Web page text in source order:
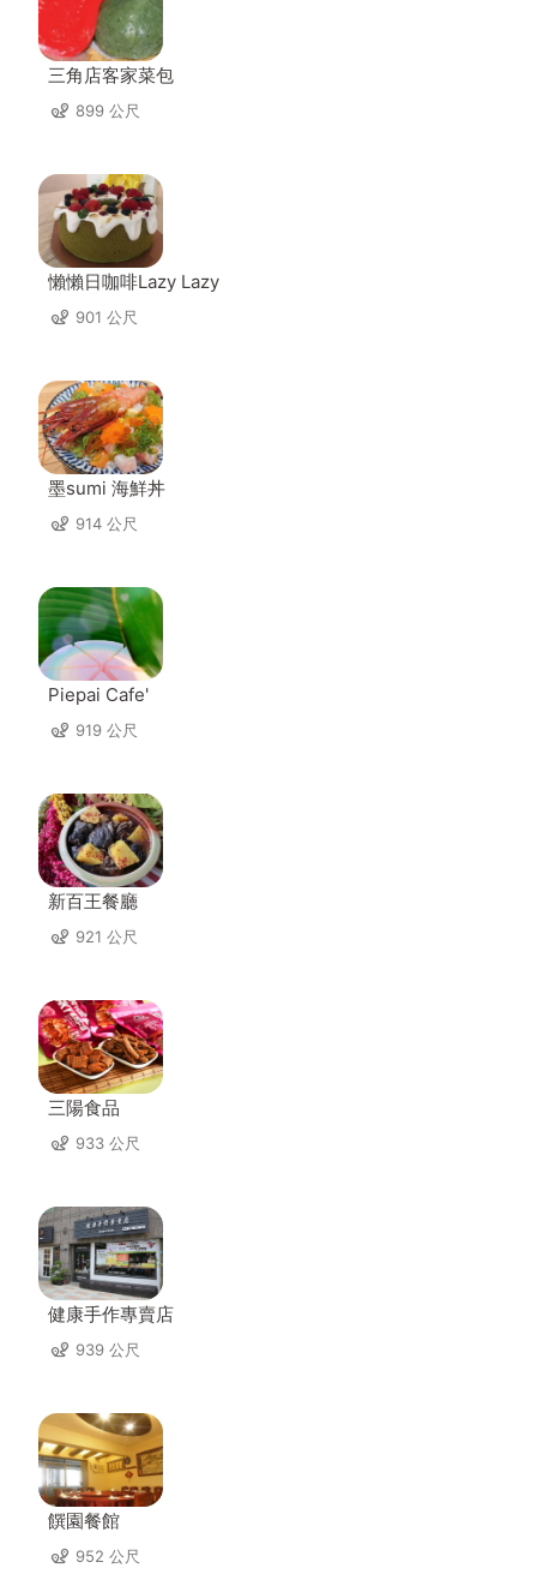
三角店客家菜包
899 公尺
懶懶日咖啡Lazy Lazy
901 公尺
墨sumi 海鮮丼
914 公尺
Piepai Cafe'
919 公尺
新百王餐廳
921 公尺
三陽食品
933 公尺
健康手作專賣店
939 公尺
饌園餐館
952 公尺